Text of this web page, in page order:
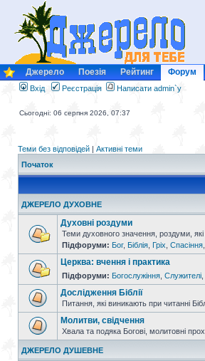
Джерело Поезія Рейтинг Форум
Вхід Реєстрація Написати admin`у
Сьогодні: 06 серпня 2026, 07:37
Теми без відповідей | Активні теми
Початок
ДЖЕРЕЛО ДУХОВНЕ
Духовні роздуми
Теми духовного значення, роздуми,
Підфоруми: Бог, Біблія Гріх Спасіння
Церква: вчення і практика
Підфоруми: Богослужіння Служителі
Дослідження Біблії
Питання, які виникають при читанні
Молитви, свідчення
Хвала та подяка Богові, молитовні
ДЖЕРЕЛО ДУШЕВНЕ